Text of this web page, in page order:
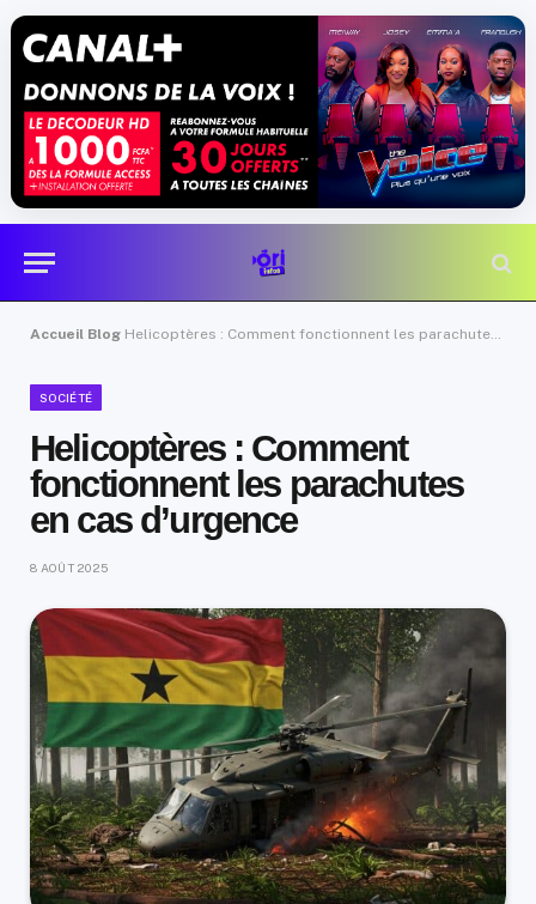
Accueil Blog Helicoptères : Comment fonctionnent les parachutes en cas d’urgence
SOCIÉTÉ
Helicoptères : Comment
fonctionnent les parachutes
en cas d’urgence
8 AOÛT 2025